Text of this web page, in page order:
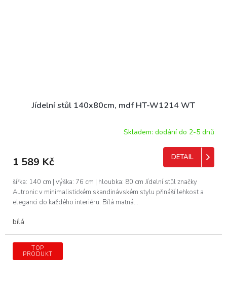
Jídelní stůl 140x80cm, mdf HT-W1214 WT
Skladem: dodání do 2-5 dnů
1 589 Kč DETAIL
šířka: 140 cm | výška: 76 cm | hloubka: 80 cm Jídelní stůl značky
Autronic v minimalistickém skandinávském stylu přináší lehkost a
eleganci do každého interiéru. Bílá matná...
bílá
TOP
PRODUKT